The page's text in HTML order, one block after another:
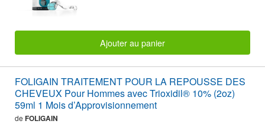
Ajouter au panier
FOLIGAIN TRAITEMENT POUR LA REPOUSSE DES
CHEVEUX Pour Hommes avec Trioxidil® 10% (2oz)
59ml 1 Mois d’Approvisionnement
de FOLIGAIN